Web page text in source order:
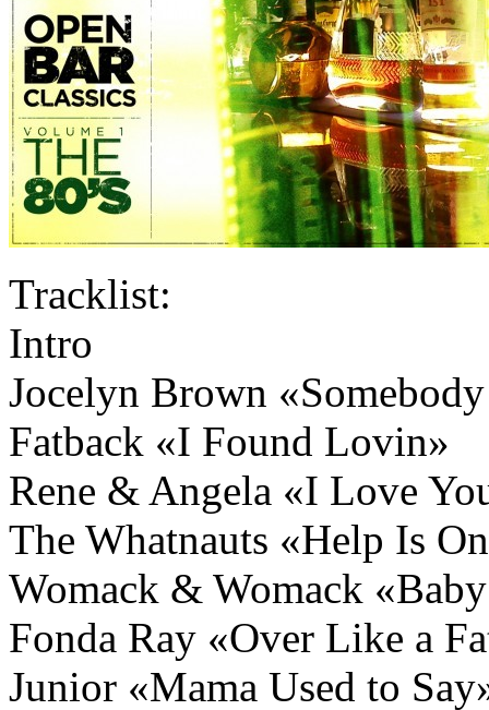
Tracklist:
Intro
Jocelyn Brown
Fatback «I Found Lovin»
Rene & Angela «I Love
The Whatnauts «Help Is
Womack & Womack
Fonda Ray «Over Like a
Junior «Mama Used to